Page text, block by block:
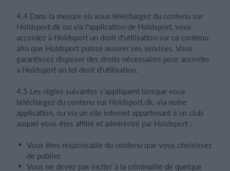
4.4 Dans la mesure où vous téléchargez du contenu sur
Holdsport.dk ou via l'application de Holdsport, vous
accordez à Holdsport un droit d'utilisation sur ce contenu
afin que Holdsport puisse assurer ses services. Vous
garantissez disposer des droits nécessaires pour accorder
à Holdsport un tel droit d'utilisation.
4.5 Les règles suivantes s'appliquent lorsque vous
téléchargez du contenu sur Holdsport.dk, via notre
application, ou via un site internet appartenant à un club
auquel vous êtes affilié et administré par Holdsport :
Vous êtes responsable du contenu que vous choisissez
de publier.
Vous ne devez pas inciter à la criminalité de quelque